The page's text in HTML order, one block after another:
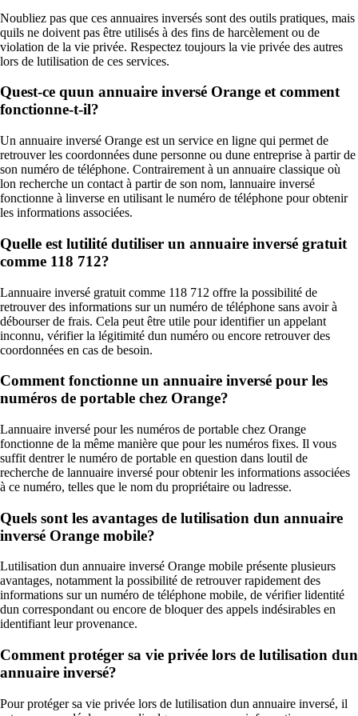
Noubliez pas que ces annuaires inversés sont des outils pratiques, mais
quils ne doivent pas être utilisés à des fins de harcèlement ou de
violation de la vie privée. Respectez toujours la vie privée des autres
lors de lutilisation de ces services.
Quest-ce quun annuaire inversé Orange et comment
fonctionne-t-il?
Un annuaire inversé Orange est un service en ligne qui permet de
retrouver les coordonnées dune personne ou dune entreprise à partir de
son numéro de téléphone. Contrairement à un annuaire classique où
lon recherche un contact à partir de son nom, lannuaire inversé
fonctionne à linverse en utilisant le numéro de téléphone pour obtenir
les informations associées.
Quelle est lutilité dutiliser un annuaire inversé gratuit
comme 118 712?
Lannuaire inversé gratuit comme 118 712 offre la possibilité de
retrouver des informations sur un numéro de téléphone sans avoir à
débourser de frais. Cela peut être utile pour identifier un appelant
inconnu, vérifier la légitimité dun numéro ou encore retrouver des
coordonnées en cas de besoin.
Comment fonctionne un annuaire inversé pour les
numéros de portable chez Orange?
Lannuaire inversé pour les numéros de portable chez Orange
fonctionne de la même manière que pour les numéros fixes. Il vous
suffit dentrer le numéro de portable en question dans loutil de
recherche de lannuaire inversé pour obtenir les informations associées
à ce numéro, telles que le nom du propriétaire ou ladresse.
Quels sont les avantages de lutilisation dun annuaire
inversé Orange mobile?
Lutilisation dun annuaire inversé Orange mobile présente plusieurs
avantages, notamment la possibilité de retrouver rapidement des
informations sur un numéro de téléphone mobile, de vérifier lidentité
dun correspondant ou encore de bloquer des appels indésirables en
identifiant leur provenance.
Comment protéger sa vie privée lors de lutilisation dun
annuaire inversé?
Pour protéger sa vie privée lors de lutilisation dun annuaire inversé, il